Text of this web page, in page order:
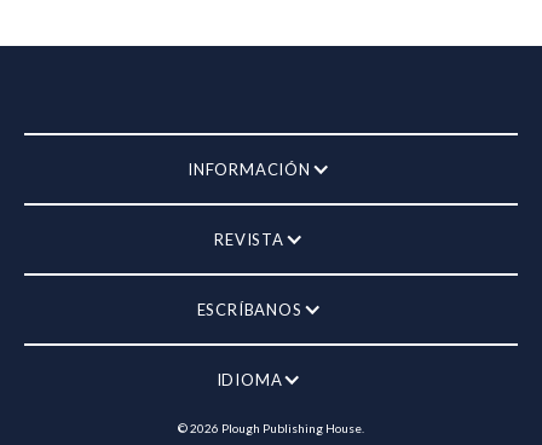
INFORMACIÓN
REVISTA
ESCRÍBANOS
IDIOMA
©2026 Plough Publishing House.